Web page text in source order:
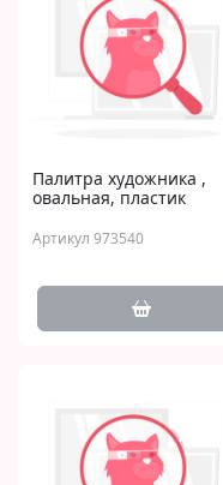
Палитра художника ,
овальная, пластик
Артикул 973540